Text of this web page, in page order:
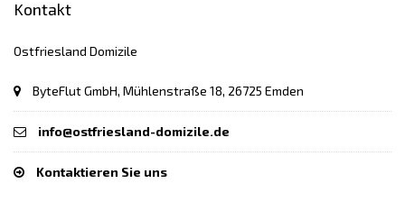
Kontakt
Ostfriesland Domizile
ByteFlut GmbH, Mühlenstraße 18, 26725 Emden
info@ostfriesland-domizile.de
Kontaktieren Sie uns